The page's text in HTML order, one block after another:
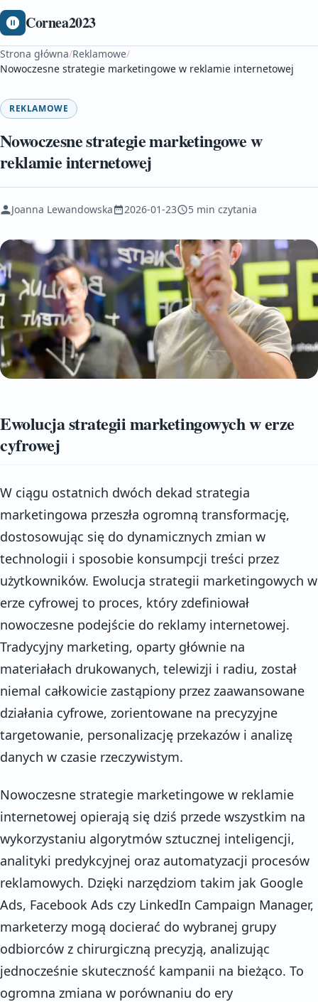
Cornea2023
Strona główna/Reklamowe/
Nowoczesne strategie marketingowe w reklamie internetowej
REKLAMOWE
Nowoczesne strategie marketingowe w
reklamie internetowej
Joanna Lewandowska 2026-01-23 5 min czytania
Ewolucja strategii marketingowych w erze
cyfrowej
W ciągu ostatnich dwóch dekad strategia
marketingowa przeszła ogromną transformację,
dostosowując się do dynamicznych zmian w
technologii i sposobie konsumpcji treści przez
użytkowników. Ewolucja strategii marketingowych w
erze cyfrowej to proces, który zdefiniował
nowoczesne podejście do reklamy internetowej.
Tradycyjny marketing, oparty głównie na
materiałach drukowanych, telewizji i radiu, został
niemal całkowicie zastąpiony przez zaawansowane
działania cyfrowe, zorientowane na precyzyjne
targetowanie, personalizację przekazów i analizę
danych w czasie rzeczywistym.
Nowoczesne strategie marketingowe w reklamie
internetowej opierają się dziś przede wszystkim na
wykorzystaniu algorytmów sztucznej inteligencji,
analityki predykcyjnej oraz automatyzacji procesów
reklamowych. Dzięki narzędziom takim jak Google
Ads, Facebook Ads czy LinkedIn Campaign Manager,
marketerzy mogą docierać do wybranej grupy
odbiorców z chirurgiczną precyzją, analizując
jednocześnie skuteczność kampanii na bieżąco. To
ogromna zmiana w porównaniu do ery